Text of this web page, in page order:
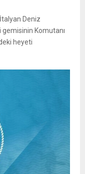
Deniz
gemisinin Komutanı
heyeti